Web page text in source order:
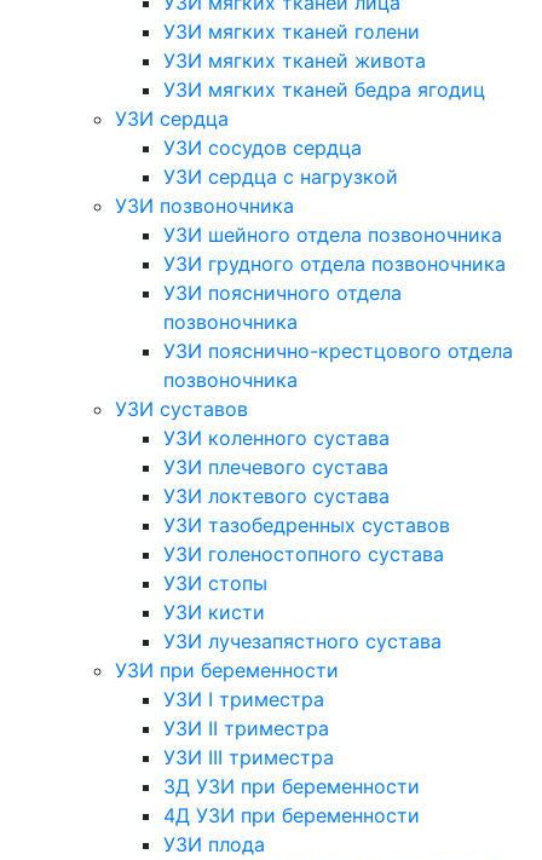
УЗИ мягких тканей голени
УЗИ мягких тканей живота
УЗИ мягких тканей бедра ягодиц
УЗИ сердца
УЗИ сосудов сердца
УЗИ сердца с нагрузкой
УЗИ позвоночника
УЗИ шейного отдела позвоночника
УЗИ грудного отдела позвоночника
УЗИ поясничного отдела
позвоночника
УЗИ пояснично-крестцового отдела
позвоночника
УЗИ суставов
УЗИ коленного сустава
УЗИ плечевого сустава
УЗИ локтевого сустава
УЗИ тазобедренных суставов
УЗИ голеностопного сустава
УЗИ стопы
УЗИ кисти
УЗИ лучезапястного сустава
УЗИ при беременности
УЗИ I триместра
УЗИ II триместра
УЗИ III триместра
3Д УЗИ при беременности
4Д УЗИ при беременности
УЗИ плода